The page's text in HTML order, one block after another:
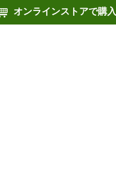
オンラインストアで購入